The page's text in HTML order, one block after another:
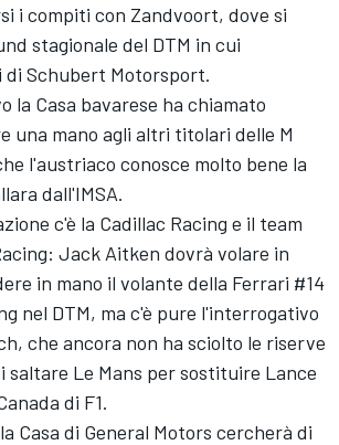
i compiti con Zandvoort, dove si
stagionale del DTM in cui
di Schubert Motorsport.
la Casa bavarese ha chiamato
una mano agli altri titolari delle M
l'austriaco conosce molto bene la
dall'IMSA.
c'è la Cadillac Racing e il team
Jack Aitken dovrà volare in
in mano il volante della Ferrari #14
nel DTM, ma c'è pure l'interrogativo
che ancora non ha sciolto le riserve
saltare Le Mans per sostituire Lance
di F1.
Casa di General Motors cercherà di